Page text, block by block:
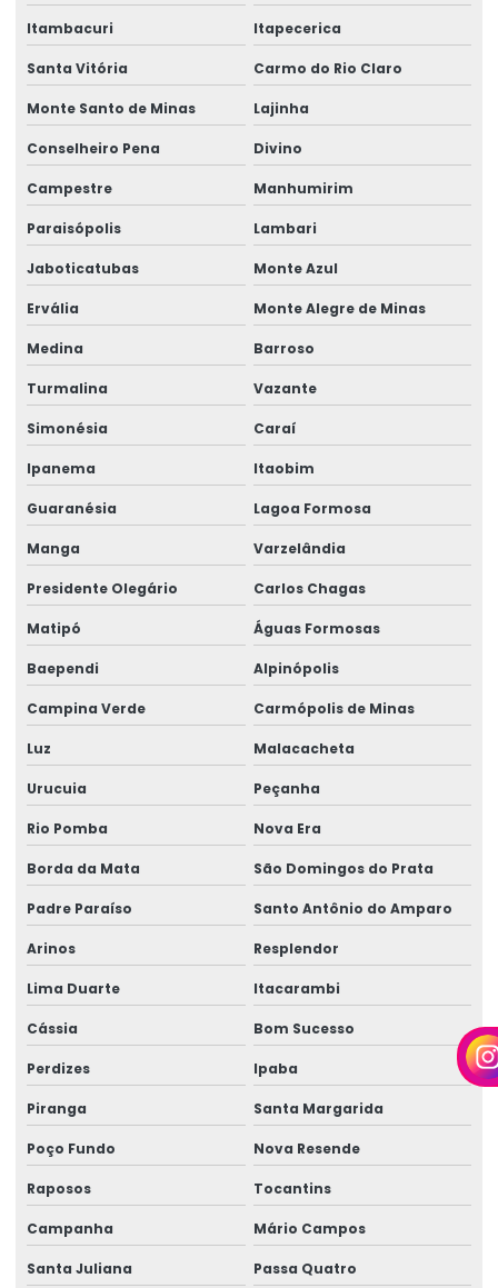
Perícia insalubridade local de trabalho
Perícia de insalubridade e periculosidade
Perícia judicial e assistência técnica
Perícia judicial de saúde ocupacional
Perícia médica
Perícia médica administrativa
Perícia médica em casos de acidente de trabalho
Perícia médica cível
Perícia médica corporativa
Perícia médica para empresas
Perícia médica trabalhista
Perícia médica trabalhista para empresas
Perícia de periculosidade
Perícia técnica especializada
Perícia técnica insalubridade
Perícia técnica de insalubridade e periculosidade
Perícia trabalhista empresarial
Perícia trabalhista insalubridade
Perícia trabalhista periculosidade
Perícia trabalhista e previdenciária
Perícias clínicas
Perícias médicas e de engenharia
Perícias de postos de trabalho
Perícias trabalhistas
Perícias de verificação de capacidade
Perícias de verificação de incapacidade
Itambacuri Itapecerica
Santa Vitória Carmo do Rio Claro
Monte Santo de Minas Lajinha
Conselheiro Pena Divino
Campestre Manhumirim
Paraisópolis Lambari
Jaboticatubas Monte Azul
Ervália Monte Alegre de Minas
Medina Barroso
Turmalina Vazante
Simonésia Caraí
Ipanema Itaobim
Guaranésia Lagoa Formosa
Manga Varzelândia
Presidente Olegário Carlos Chagas
Matipó Águas Formosas
Baependi Alpinópolis
Campina Verde Carmópolis de Minas
Luz Malacacheta
Urucuia Peçanha
Rio Pomba Nova Era
Borda da Mata São Domingos do Prata
Padre Paraíso Santo Antônio do Amparo
Arinos Resplendor
Lima Duarte Itacarambi
Cássia Bom Sucesso
Perdizes Ipaba
Piranga Santa Margarida
Poço Fundo Nova Resende
Raposos Tocantins
Campanha Mário Campos
Santa Juliana Passa Quatro